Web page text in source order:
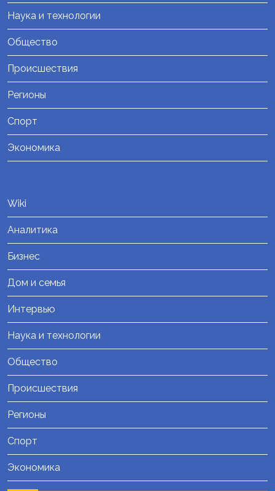
Наука и технологии
Общество
Происшествия
Регионы
Спорт
Экономика
Wiki
Аналитика
Бизнес
Дом и семья
Интервью
Наука и технологии
Общество
Происшествия
Регионы
Спорт
Экономика